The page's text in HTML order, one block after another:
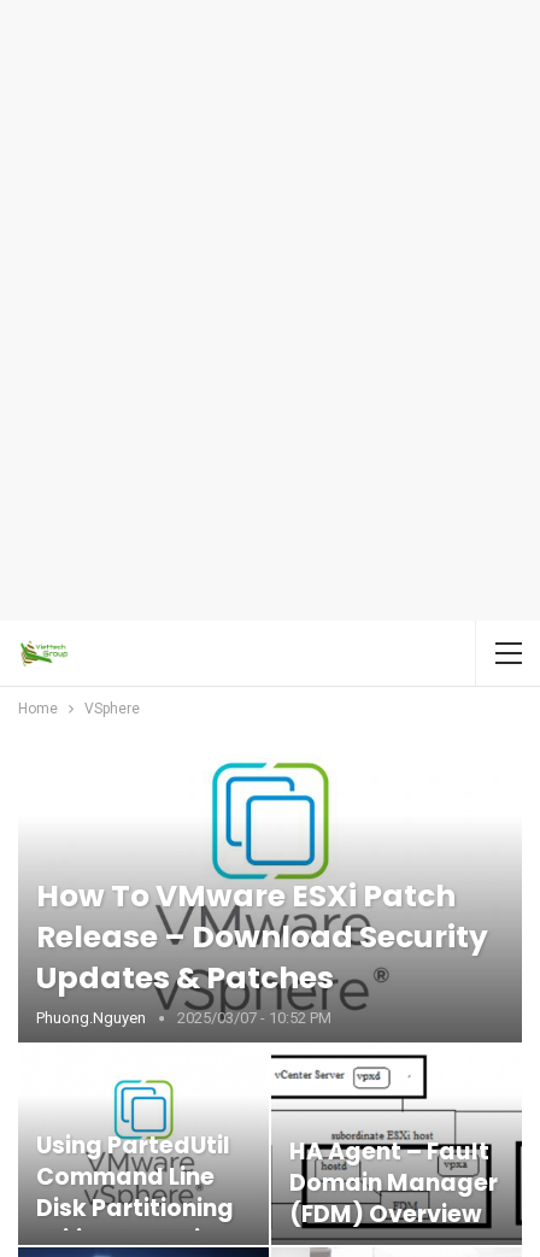
Home VSphere
How To VMware ESXi Patch
Release – Download Security
Updates & Patches
Phuong.nguyen 2025/03/07 - 10:52 PM
Using PartedUtil
Command Line
Disk Partitioning
Utility On ESXi
HA Agent – Fault
Domain Manager
(FDM) Overview